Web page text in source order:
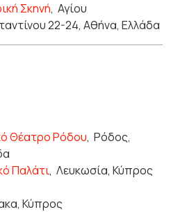
Σκηνή,Αγίου
22-24, Αθήνα, Ελλάδα
Θέατρο Ρόδου,Ρόδος,
Παλάτι,Λευκωσία, Κύπρος
Κύπρος